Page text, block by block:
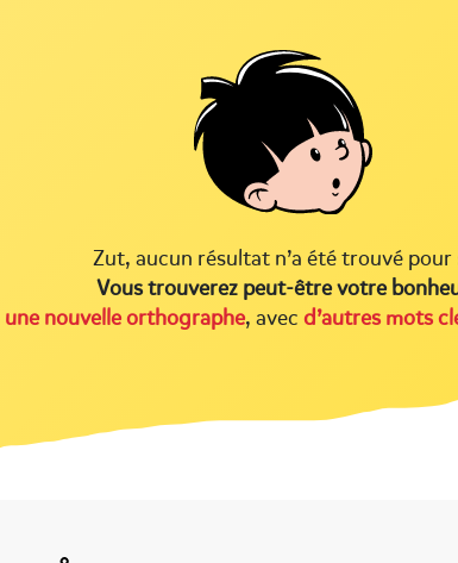
Zut, aucun résultat n’a été trouvé pour
Vous trouverez peut-être votre
une nouvelle orthographe, avec d’autres mots